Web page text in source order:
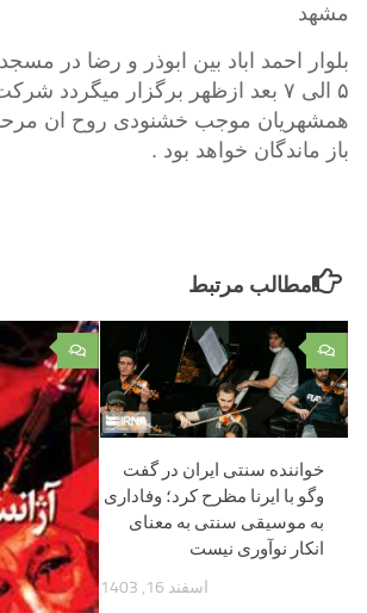
مشهد
بلوار احمد اباد بین ابوذر و رضا در
۵ الی ۷ بعد ازظهر برگزار میگردد
همشهریان موجب خشنودی روح ان
باز ماندگان خواهد بود .
مطالب مرتبط
۰ ۰
خواننده سنتی ایران در گفت
وگو با ایرنا مظرح کرد؛ وفاداری
به موسیقی سنتی به معنای
انکار نوآوری نیست
اسفند 16, 1403